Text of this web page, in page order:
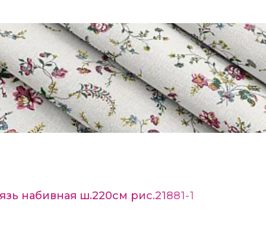
набивная ш.220см рис.21881-1